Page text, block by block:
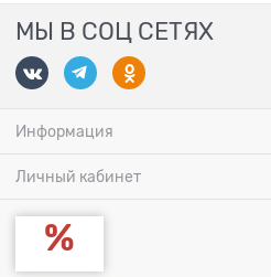
МЫ В СОЦ СЕТЯХ
Информация
Личный кабинет